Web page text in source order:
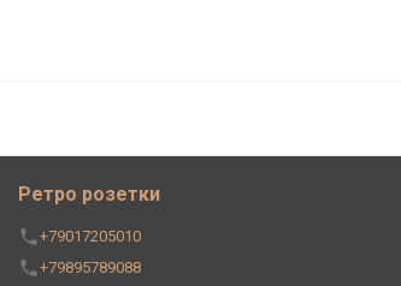
Ретро розетки
+79017205010
+79895789088